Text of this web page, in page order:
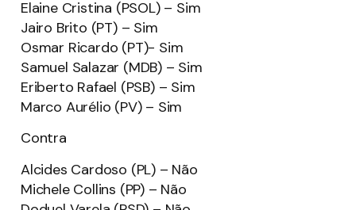
Elaine Cristina (PSOL) – Sim
Jairo Brito (PT) – Sim
Osmar Ricardo (PT)- Sim
Samuel Salazar (MDB) – Sim
Eriberto Rafael (PSB) – Sim
Marco Aurélio (PV) – Sim
Contra
Alcides Cardoso (PL) – Não
Michele Collins (PP) – Não